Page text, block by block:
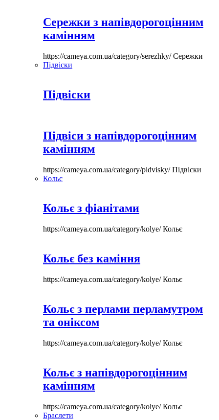
Сережки з напівдорогоцінним
камінням
https://cameya.com.ua/category/serezhky/Сережки
Підвіски
Підвіски
Підвіси з напівдорогоцінним
камінням
https://cameya.com.ua/category/pidvisky/Підвіски
Кольє
Кольє з фіанітами
https://cameya.com.ua/category/kolye/Кольє
Кольє без каміння
https://cameya.com.ua/category/kolye/Кольє
Кольє з перлами перламутром
та оніксом
https://cameya.com.ua/category/kolye/Кольє
Кольє з напівдорогоцінним
камінням
https://cameya.com.ua/category/kolye/Кольє
Браслети